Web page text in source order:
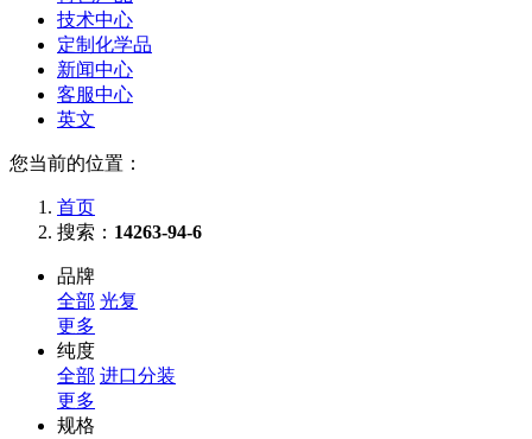
技术中心
定制化学品
新闻中心
客服中心
英文
您当前的位置：
首页
搜索： 14263-94-6
品牌
全部 光复
更多
纯度
全部 进口分装
更多
规格